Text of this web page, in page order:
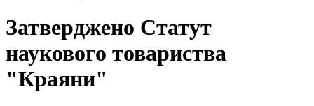
Затверджено Статут
наукового товариства
"Краяни"